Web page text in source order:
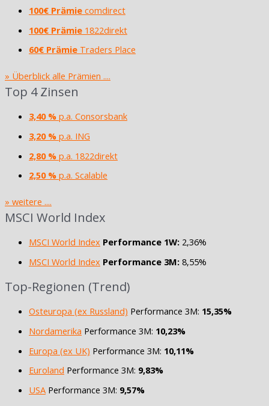
100€ Prämie comdirect
100€ Prämie 1822direkt
60€ Prämie Traders Place
» Überblick alle Prämien ....
Top 4 Zinsen
3,40 % p.a. Consorsbank
3,20 % p.a. ING
2,80 % p.a. 1822direkt
2,50 % p.a. Scalable
» weitere ....
MSCI World Index
MSCI World Index Performance 1W: 2,36%
MSCI World Index Performance 3M: 8,55%
Top-Regionen (Trend)
Osteuropa (ex Russland) Performance 3M: 15,35%
Nordamerika Performance 3M: 10,23%
Europa (ex UK) Performance 3M: 10,11%
Euroland Performance 3M: 9,83%
USA Performance 3M: 9,57%